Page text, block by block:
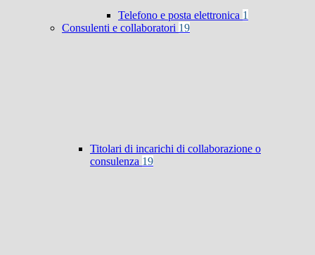
Telefono e posta elettronica 1
Consulenti e collaboratori 19
Titolari di incarichi di collaborazione o
consulenza 19